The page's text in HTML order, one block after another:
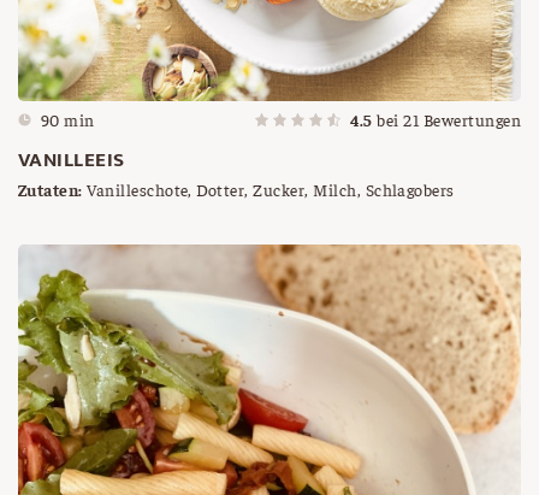
90 min 4.5 bei21 Bewertungen
VANILLEEIS
Zutaten: Vanilleschote, Dotter, Zucker, Milch, Schlagobers